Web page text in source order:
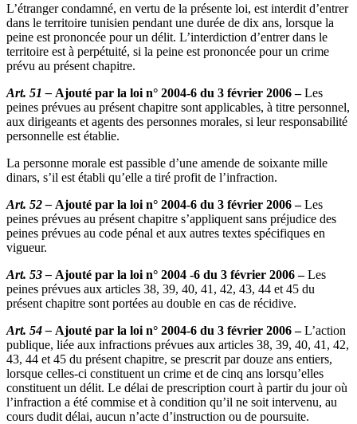
L’étranger condamné, en vertu de la présente loi, est interdit d’entrer
dans le territoire tunisien pendant une durée de dix ans, lorsque la
peine est prononcée pour un délit. L’interdiction d’entrer dans le
territoire est à perpétuité, si la peine est prononcée pour un crime
prévu au présent chapitre.
Art. 51 – Ajouté par la loi n° 2004-6 du 3 février 2006 –Les
peines prévues au présent chapitre sont applicables, à titre personnel,
aux dirigeants et agents des personnes morales, si leur responsabilité
personnelle est établie.
La personne morale est passible d’une amende de soixante mille
dinars, s’il est établi qu’elle a tiré profit de l’infraction.
Art. 52 – Ajouté par la loi n° 2004-6 du 3 février 2006 –Les
peines prévues au présent chapitre s’appliquent sans préjudice des
peines prévues au code pénal et aux autres textes spécifiques en
vigueur.
Art. 53 – Ajouté par la loi n° 2004 -6 du 3 février 2006 –Les
peines prévues aux articles 38, 39, 40, 41, 42, 43, 44 et 45 du
présent chapitre sont portées au double en cas de récidive.
Art. 54 – Ajouté par la loi n° 2004-6 du 3 février 2006 –L’action
publique, liée aux infractions prévues aux articles 38, 39, 40, 41, 42,
43, 44 et 45 du présent chapitre, se prescrit par douze ans entiers,
lorsque celles-ci constituent un crime et de cinq ans lorsqu’elles
constituent un délit. Le délai de prescription court à partir du jour où
l’infraction a été commise et à condition qu’il ne soit intervenu, au
cours dudit délai, aucun n’acte d’instruction ou de poursuite.